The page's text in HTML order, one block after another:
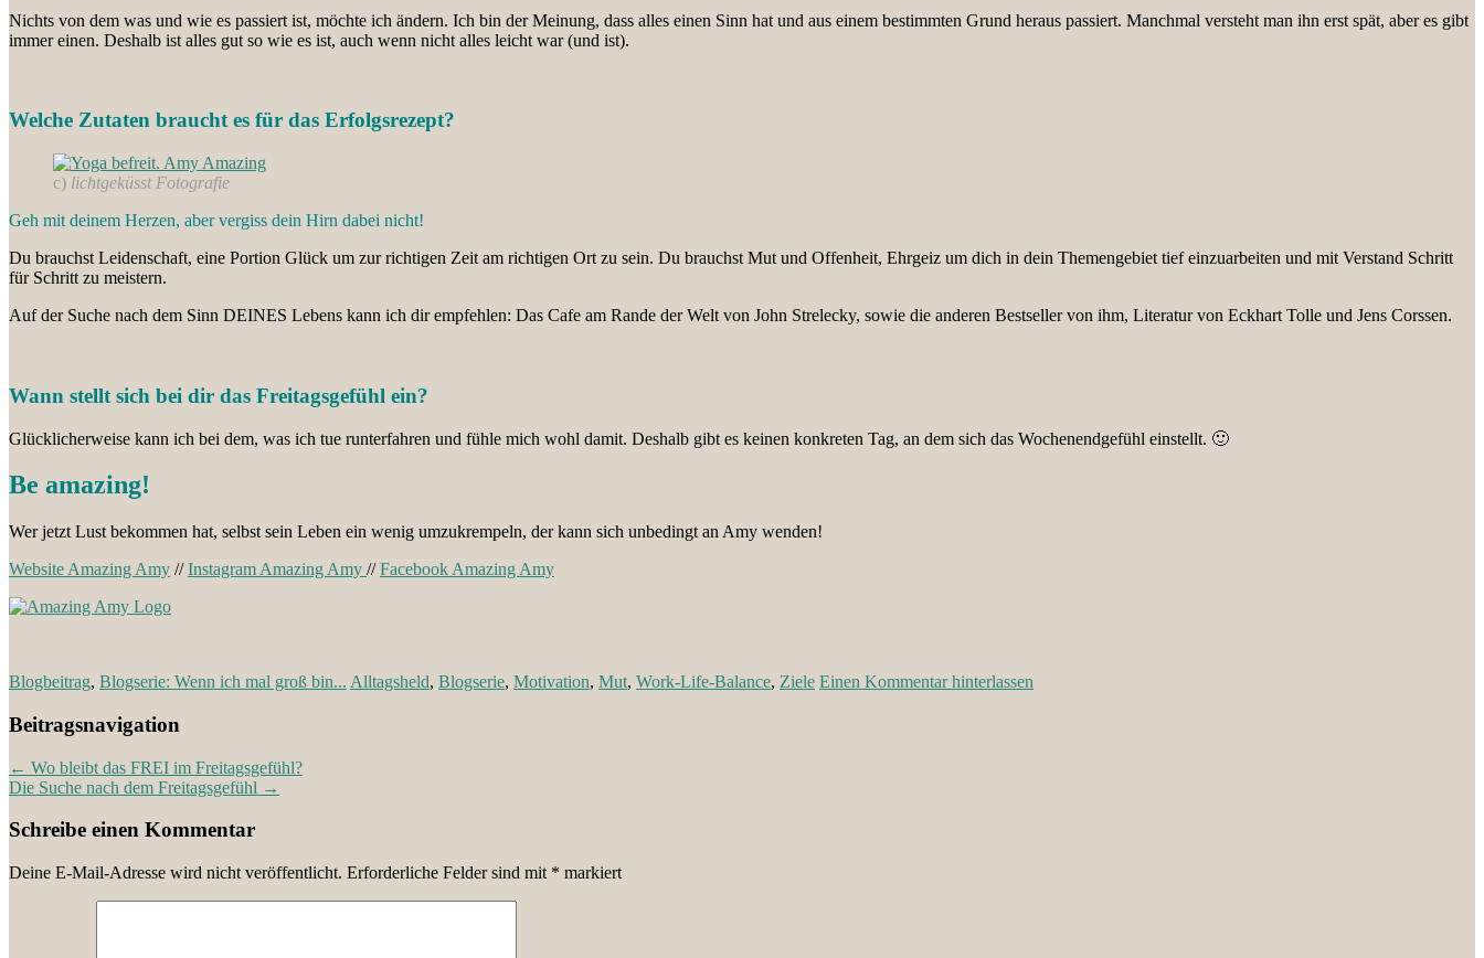
Nichts von dem was und wie es passiert ist, möchte ich ändern. Ich bin der Meinung, dass alles einen Sinn hat und aus einem bestimmten Grund heraus passiert. Manchmal versteht man ihn erst spät, aber es gibt
immer einen. Deshalb ist alles gut so wie es ist, auch wenn nicht alles leicht war (und ist).
Welche Zutaten braucht es für das Erfolgsrezept?
c) lichtgeküsst Fotografie
Geh mit deinem Herzen, aber vergiss dein Hirn dabei nicht!
Du brauchst Leidenschaft, eine Portion Glück um zur richtigen Zeit am richtigen Ort zu sein. Du brauchst Mut und Offenheit, Ehrgeiz um dich in dein Themengebiet tief einzuarbeiten und mit Verstand Schritt
für Schritt zu meistern.
Auf der Suche nach dem Sinn DEINES Lebens kann ich dir empfehlen: Das Cafe am Rande der Welt von John Strelecky, sowie die anderen Bestseller von ihm, Literatur von Eckhart Tolle und Jens Corssen.
Wann stellt sich bei dir das Freitagsgefühl ein?
Glücklicherweise kann ich bei dem, was ich tue runterfahren und fühle mich wohl damit. Deshalb gibt es keinen konkreten Tag, an dem sich das Wochenendgefühl einstellt. 🙂
Be amazing!
Wer jetzt Lust bekommen hat, selbst sein Leben ein wenig umzukrempeln, der kann sich unbedingt an Amy wenden!
Website Amazing Amy //Instagram Amazing Amy //Facebook Amazing Amy
Blogbeitrag, Blogserie: Wenn ich mal groß bin... Alltagsheld, Blogserie, Motivation, Mut, Work-Life-Balance, Ziele Einen Kommentar hinterlassen
Beitragsnavigation
← Wo bleibt das FREI im Freitagsgefühl?
Die Suche nach dem Freitagsgefühl →
Schreibe einen Kommentar
Deine E-Mail-Adresse wird nicht veröffentlicht. Erforderliche Felder sind mit * markiert